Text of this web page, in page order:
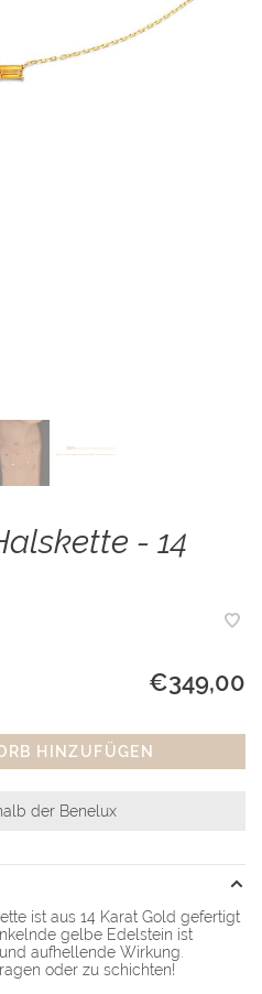
- 14
€349,00
HINZUFÜGEN
der Benelux
ist aus 14 Karat Gold gefertigt
gelbe Edelstein ist
aufhellende Wirkung.
oder zu schichten!